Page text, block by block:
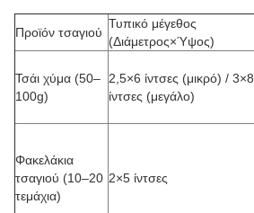
Προϊόν τσαγιού
Τυπικό μέγεθος
(Διάμετρος×Ύψος)
Τσάι χύμα (50–
100g)
2,5×6 ίντσες (μικρό) / 3×8
ίντσες (μεγάλο)
Φακελάκια
τσαγιού (10–20
τεμάχια)
2×5 ίντσες